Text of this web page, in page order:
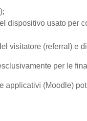
dispositivo usato per
visitatore (referral) e
per le
applicativi (Moodle)